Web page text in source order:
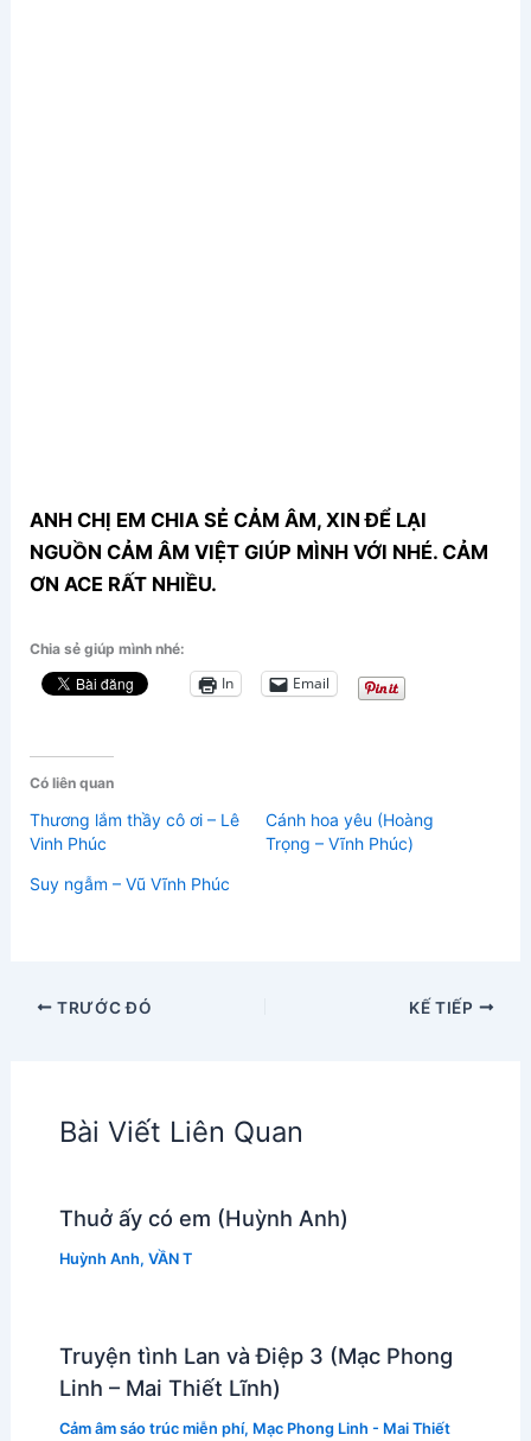
ANH CHỊ EM CHIA SẺ CẢM ÂM, XIN ĐỂ LẠI
NGUỒN CẢM ÂM VIỆT GIÚP MÌNH VỚI NHÉ. CẢM
ƠN ACE RẤT NHIỀU.
Chia sẻ giúp mình nhé:
In Email
Có liên quan
Thương lắm thầy cô ơi – Lê
Vinh Phúc
Cánh hoa yêu (Hoàng
Trọng – Vĩnh Phúc)
Suy ngẫm – Vũ Vĩnh Phúc
TRƯỚC ĐÓ KẾ TIẾP
Bài Viết Liên Quan
Thuở ấy có em (Huỳnh Anh)
Huỳnh Anh, VẦN T
Truyện tình Lan và Điệp 3 (Mạc Phong
Linh – Mai Thiết Lĩnh)
Cảm âm sáo trúc miễn phí, Mạc Phong Linh - Mai Thiết